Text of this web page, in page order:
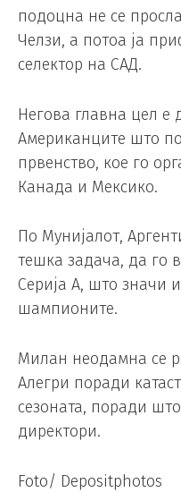
подоцна не се
Челзи, а потоа ја
селектор на САД.
Негова главна цел е
Американците што
првенство, кое го
Канада и Мексико.
По Мунијалот,
тешка задача, да го
Серија А, што значи
шампионите.
Милан неодамна се
Алегри поради
сезоната, поради
директори.
Foto/ Depositphotos